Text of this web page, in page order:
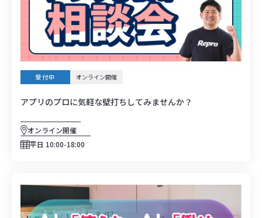
受付中 オンライン開催
アプリのプロに気軽な壁打ちしてみませんか？
オンライン開催
平日 10:00-18:00